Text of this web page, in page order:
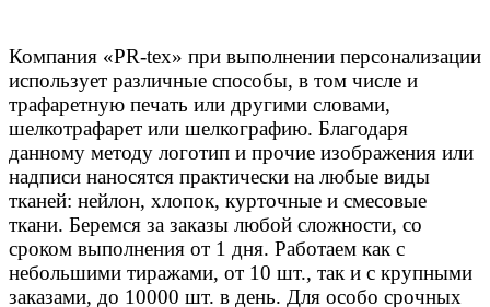
Компания «PR-tex» при выполнении персонализации
использует различные способы, в том числе и
трафаретную печать или другими словами,
шелкотрафарет или шелкографию. Благодаря
данному методу логотип и прочие изображения или
надписи наносятся практически на любые виды
тканей: нейлон, хлопок, курточные и смесовые
ткани. Беремся за заказы любой сложности, со
сроком выполнения от 1 дня. Работаем как с
небольшими тиражами, от 10 шт., так и с крупными
заказами, до 10000 шт. в день. Для особо срочных